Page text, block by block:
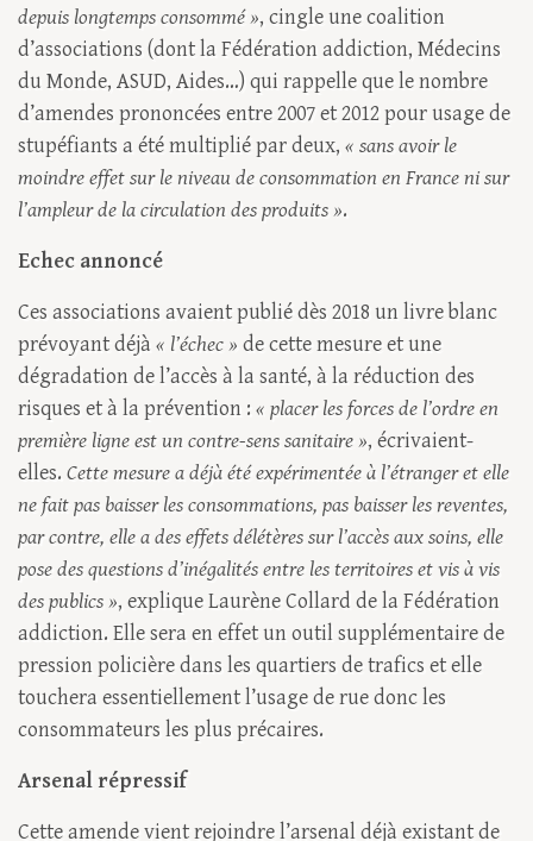
depuis longtemps consommé », cingle une coalition
d’associations (dont la Fédération addiction, Médecins
du Monde, ASUD, Aides…) qui rappelle que le nombre
d’amendes prononcées entre 2007 et 2012 pour usage de
stupéfiants a été multiplié par deux, « sans avoir le
moindre effet sur le niveau de consommation en France ni sur
l’ampleur de la circulation des produits ».
Echec annoncé
Ces associations avaient publié dès 2018 un livre blanc
prévoyant déjà « l’échec » de cette mesure et une
dégradation de l’accès à la santé, à la réduction des
risques et à la prévention : « placer les forces de l’ordre en
première ligne est un contre-sens sanitaire », écrivaient-
elles. Cette mesure a déjà été expérimentée à l’étranger et elle
ne fait pas baisser les consommations, pas baisser les reventes,
par contre, elle a des effets délétères sur l’accès aux soins, elle
pose des questions d’inégalités entre les territoires et vis à vis
des publics », explique Laurène Collard de la Fédération
addiction. Elle sera en effet un outil supplémentaire de
pression policière dans les quartiers de trafics et elle
touchera essentiellement l’usage de rue donc les
consommateurs les plus précaires.
Arsenal répressif
Cette amende vient rejoindre l’arsenal déjà existant de